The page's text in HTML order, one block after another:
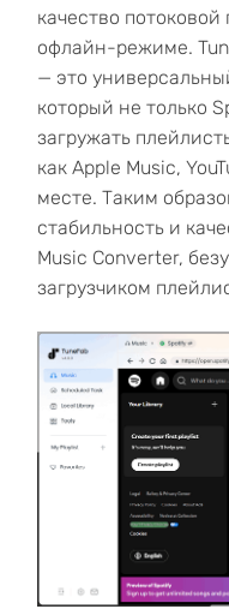
качество потоковой
офлайн-режиме.
— это
который не только
загружать
как Apple Music,
месте. Таким
стабильность и
Music Converter,
загрузчиком